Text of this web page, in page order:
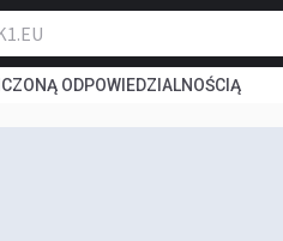
ODPOWIEDZIALNOŚCIĄ